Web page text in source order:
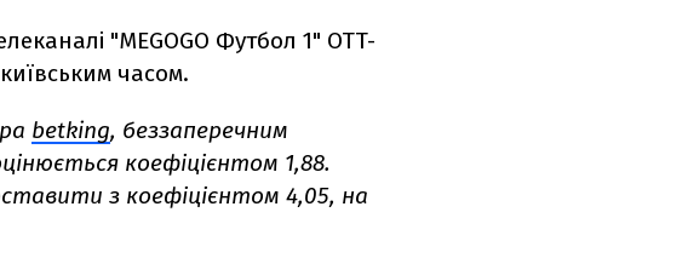
"MEGOGO Футбол 1" OTT-
часом.
betking, беззаперечним
коефіцієнтом 1,88.
з коефіцієнтом 4,05, на